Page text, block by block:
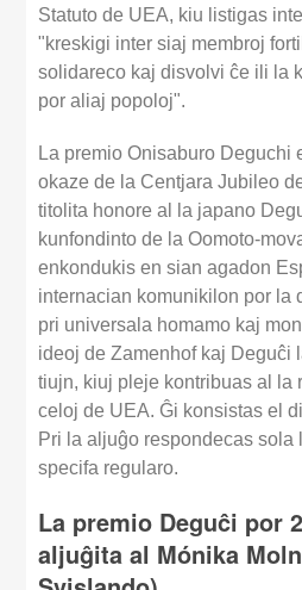
Statuto de UEA, kiu listigas
"kreskigi inter siaj membroj
solidareco kaj disvolvi ĉe ili la
por aliaj popoloj".
La premio Onisaburo Deguchi
okaze de la Centjara Jubileo
titolita honore al la japano
kunfondinto de la Oomoto-
enkondukis en sian agadon
internacian komunikilon por la
pri universala homamo kaj
ideoj de Zamenhof kaj Deguĉi
tiujn, kiuj pleje kontribuas al la
celoj de UEA. Ĝi konsistas el
Pri la aljuĝo respondecas sola
specifa regularo.
La premio Deguĉi por
aljuĝita al Mónika